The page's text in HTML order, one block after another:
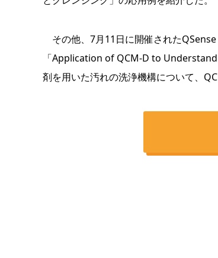
その他、7月11日に開催されたQSense
「Application of QCM-D to
剤を用いた汚れの洗浄機構について、